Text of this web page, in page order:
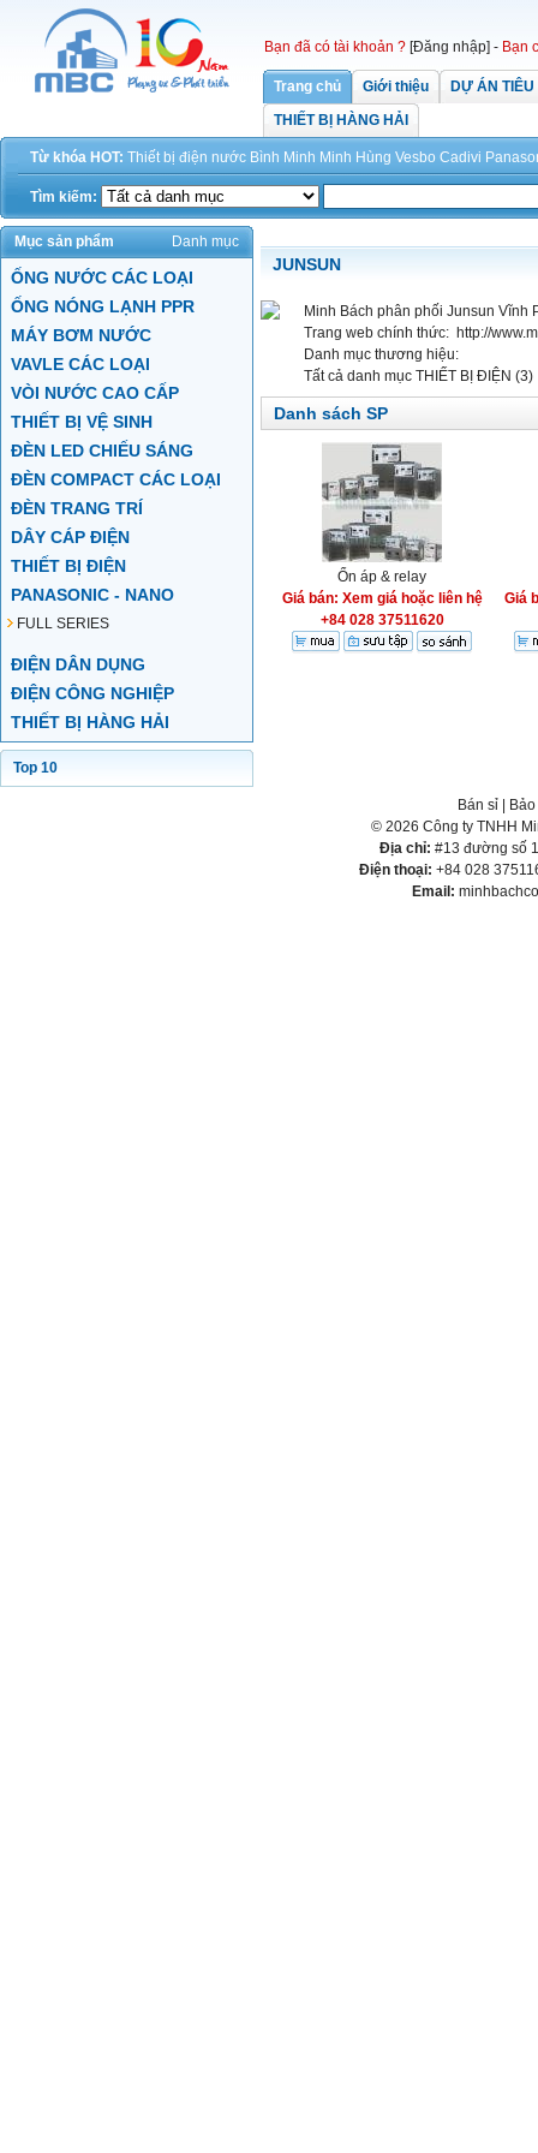
Bạn đã có tài khoản ? [Đăng nhập] - Bạn
Trang chủ Giới thiệu
DỰ ÁN
THIẾT BỊ HÀNG HẢI
Từ khóa HOT: Thiết bị điện nước Bình Minh Minh Hùng Vesbo Cadivi
Tìm kiếm:
Mục sản phẩm Danh mục
ỐNG NƯỚC CÁC LOẠI
ỐNG NÓNG LẠNH PPR
MÁY BƠM NƯỚC
VAVLE CÁC LOẠI
VÒI NƯỚC CAO CẤP
THIẾT BỊ VỆ SINH
ĐÈN LED CHIẾU SÁNG
ĐÈN COMPACT CÁC LOẠI
ĐÈN TRANG TRÍ
DÂY CÁP ĐIỆN
THIẾT BỊ ĐIỆN
PANASONIC - NANO
FULL SERIES
ĐIỆN DÂN DỤNG
ĐIỆN CÔNG NGHIỆP
THIẾT BỊ HÀNG HẢI
Top 10
JUNSUN
Minh Bách phân phối Junsun Vĩnh
Trang web chính thức: http://
Danh mục thương hiệu:
Tất cả danh mục THIẾT BỊ ĐIỆN (3)
Danh sách SP
Ổn áp & relay
Giá bán: Xem giá hoặc liên hệ
+84 028 37511620
Giá
Bán sỉ
© 2026 Công ty TNHH
Địa chỉ: #13 đường số
Điện thoại: +84 028
Email: